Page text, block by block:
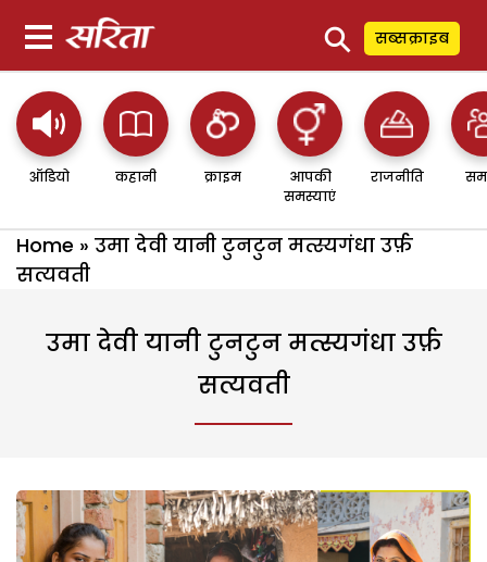
⚲ सब्सक्राइब
ऑडियो कहानी क्राइम
आपकी
समस्याएं
राजनीति
Home » उमा देवी यानी टुनटुन मत्स्यगंधा उर्फ़
सत्यवती
उमा देवी यानी टुनटुन मत्स्यगंधा उर्फ़
सत्यवती